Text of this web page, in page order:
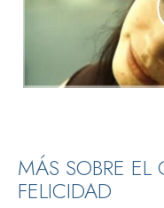
MÁS SOBRE
FELICIDAD